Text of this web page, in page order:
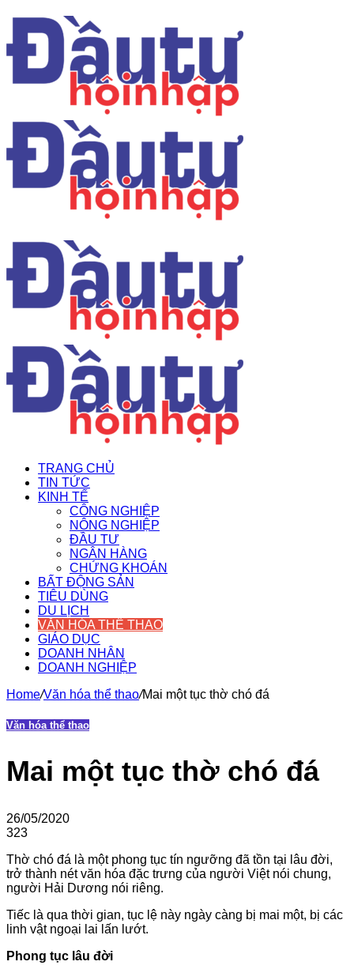
TRANG CHỦ
TIN TỨC
KINH TẾ
CÔNG NGHIỆP
NÔNG NGHIỆP
ĐẦU TƯ
NGÂN HÀNG
CHỨNG KHOÁN
BẤT ĐỘNG SẢN
TIÊU DÙNG
DU LỊCH
VĂN HÓA THỂ THAO
GIÁO DỤC
DOANH NHÂN
DOANH NGHIỆP
Home/Văn hóa thể thao/Mai một tục thờ chó đá
Văn hóa thể thao
Mai một tục thờ chó đá
26/05/2020
323
Thờ chó đá là một phong tục tín ngưỡng đã tồn tại lâu đời,
trở thành nét văn hóa đặc trưng của người Việt nói chung,
người Hải Dương nói riêng.
Tiếc là qua thời gian, tục lệ này ngày càng bị mai một, bị các
linh vật ngoại lai lấn lướt.
Phong tục lâu đời